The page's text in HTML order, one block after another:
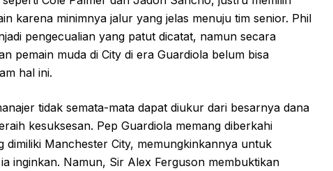
karena minimnya jalur yang jelas menuju tim senior. Phil
pengecualian yang patut dicatat, namun secara
pemain muda di City di era Guardiola belum bisa
hal ini.
tidak semata-mata dapat diukur dari besarnya dana
kesuksesan. Pep Guardiola memang diberkahi
dimiliki Manchester City, memungkinkannya untuk
inginkan. Namun, Sir Alex Ferguson membuktikan